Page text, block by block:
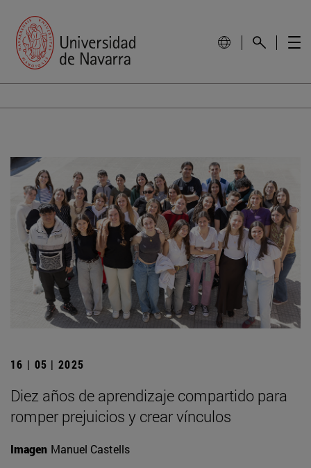
16 | 05 | 2025
Diez años de aprendizaje compartido para
romper prejuicios y crear vínculos
Imagen Manuel Castells